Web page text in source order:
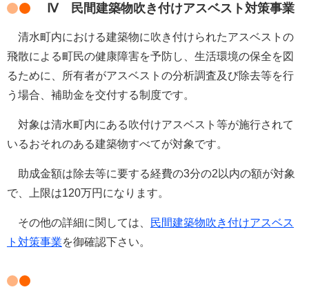
Ⅳ 民間建築物吹き付けアスベスト対策事業
清水町内における建築物に吹き付けられたアスベストの
飛散による町民の健康障害を予防し、生活環境の保全を図
るために、所有者がアスベストの分析調査及び除去等を行
う場合、補助金を交付する制度です。
対象は清水町内にある吹付けアスベスト等が施行されて
いるおそれのある建築物すべてが対象です。
助成金額は除去等に要する経費の3分の2以内の額が対象
で、上限は120万円になります。
その他の詳細に関しては、
民間建築物吹き付けアスベス
ト対策事業を御確認下さい。